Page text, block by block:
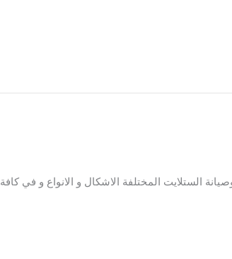
الستلايت المختلفة الاشكال و الانواع و في